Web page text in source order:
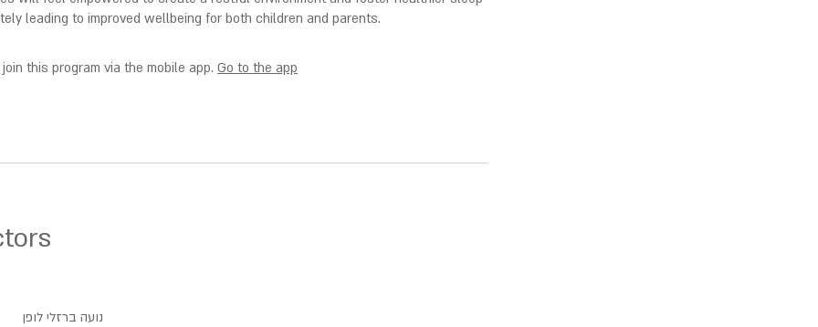
leading to improved wellbeing for both children and parents.
this program via the mobile app. Go to the app
נועה ברזלי לופן